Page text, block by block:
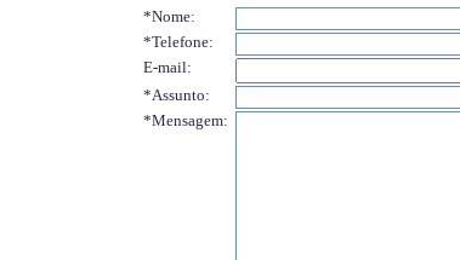
*Nome:
*Telefone:
E-mail:
*Assunto:
*Mensagem: